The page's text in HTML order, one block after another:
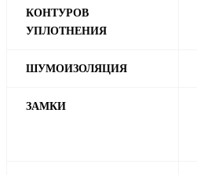
КОНТУРОВ
УПЛОТНЕНИЯ
ШУМОИЗОЛЯЦИЯ
ЗАМКИ